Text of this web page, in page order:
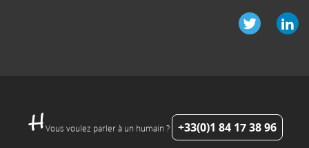
Vous voulez parler à un humain ? +33(0)1 84 17 38 96